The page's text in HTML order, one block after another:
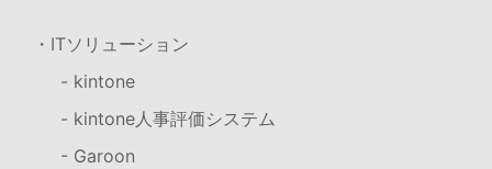
・ITソリューション
- kintone
- kintone人事評価システム
- Garoon